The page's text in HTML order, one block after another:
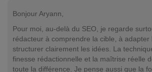
Bonjour Aryann,
Pour moi, au-delà du SEO, je regarde
rédacteur à comprendre la cible, à adapter
structurer clairement les idées. La
finesse rédactionnelle et la maîtrise réelle
toute la différence. Je pense aussi que la